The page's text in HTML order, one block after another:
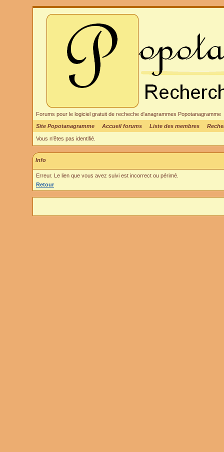
Forums pour le logiciel gratuit de recheche d'anagrammes Popotanagramme
Site Popotanagramme
Accueil forums Liste des membres
Vous n'êtes pas identifié.
Info
Erreur. Le lien que vous avez suivi est incorrect ou périmé.
Retour